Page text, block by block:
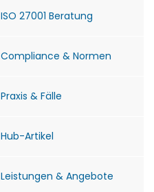
ISO 27001 Beratung
Compliance & Normen
Praxis & Fälle
Hub-Artikel
Leistungen & Angebote